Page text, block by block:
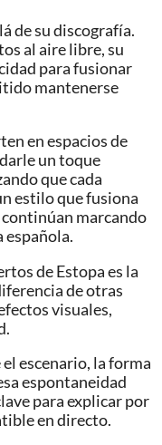
de su discografía.
al aire libre, su
para fusionar
mantenerse
en espacios de
un toque
que cada
estilo que fusiona
marcando
española.
de Estopa es la
de otras
visuales,
escenario, la forma
espontaneidad
para explicar por
en directo.